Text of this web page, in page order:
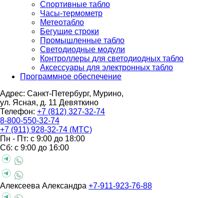
Спортивные табло
Часы-термометр
Метеотабло
Бегущие строки
Промышленные табло
Светодиодные модули
Контроллеры для светодиодных табло
Аксессуары для электронных табло
Программное обеспечение
Адрес: Санкт-Петербург, Мурино,
ул. Ясная, д. 11 Девяткино
Телефон: +7 (812) 327-32-74
8-800-550-32-74
+7 (911) 928-32-74 (МТС)
Пн - Пт: с 9:00 до 18:00
Сб: с 9:00 до 16:00
Алексеева Александра +7-911-923-76-88